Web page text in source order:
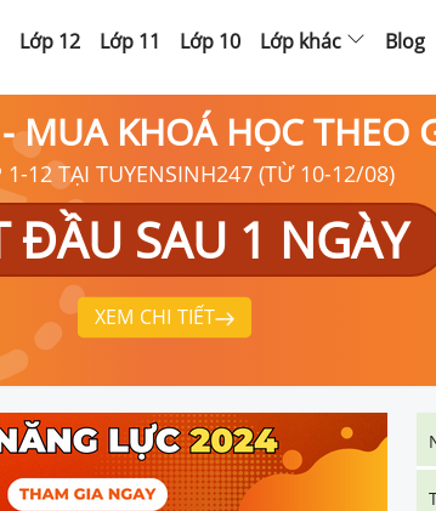
Lớp 12 Lớp 11 Lớp 10 Lớp khác Blog
MUA KHOÁ HỌC THEO
1-12 TẠI TUYENSINH247 (TỪ 10-12/08)
ĐẦU SAU 1 NGÀY
XEM CHI TIẾT